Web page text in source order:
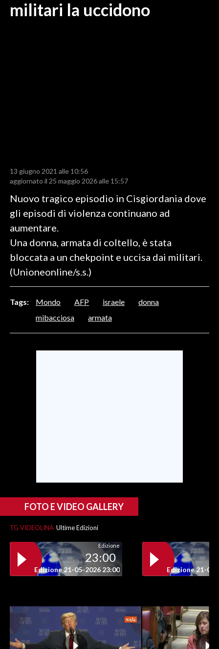
POLITICA
CALCIO REGIONALE
BASKET
VOLLEY
MOTORI
TENNIS
ALTRI SPORT
CULTURA
SPETTACOLI
INSULARITÀ
ANNUNCI
NECROLOGI
STORE
militari la uccidono
13 giugno 2021 alle 10:56
aggiornato il 25 maggio 2026 alle 15:57
Nuovo tragico episodio in Cisgiordania dove
gli episodi di violenza continuano ad
aumentare.
Una donna, armata di coltello, è stata
bloccata a un chekpoint e uccisa dai militari.
(Unioneonline/s.s.)
Tags: Mondo AFP israele
donna
mibacciosa
armata
FOTO E VIDEO GALLERY
TG VIDEOLINA Ultime Edizioni
Edizione
23:00
Edizione 21-05-2026 23:00 Edizione 21-05-